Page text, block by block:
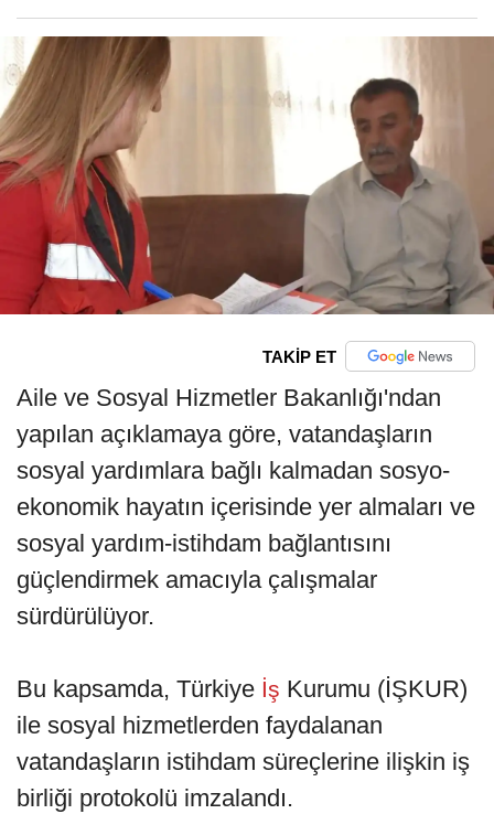
TAKİP ET
Aile ve Sosyal Hizmetler Bakanlığı'ndan
yapılan açıklamaya göre, vatandaşların
sosyal yardımlara bağlı kalmadan sosyo-
ekonomik hayatın içerisinde yer almaları ve
sosyal yardım-istihdam bağlantısını
güçlendirmek amacıyla çalışmalar
sürdürülüyor.
Bu kapsamda, Türkiye İş Kurumu (İŞKUR)
ile sosyal hizmetlerden faydalanan
vatandaşların istihdam süreçlerine ilişkin iş
birliği protokolü imzalandı.